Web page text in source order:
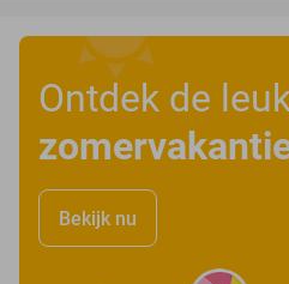
Ontdek de
Bekijk nu